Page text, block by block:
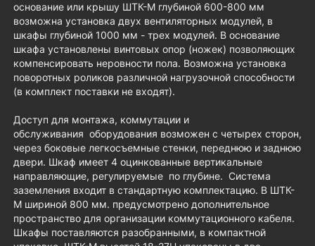
основание или крышу ШТК-М глубиной 600-800 мм
возможна установка двух вентиляторных модулей, в
шкафы глубиной 1000 мм - трех модулей. В основание
шкафа установлены винтовых опор (ножек) позволяющих
компенсировать неровности пола. Возможна установка
поворотных роликов различной нагрузочной способности
(в комплект поставки не входят).
Доступ для монтажа, коммутации и
обслуживания оборудования возможен с четырех сторон,
через боковые легкосъемные стенки, переднюю и заднюю
двери. Шкаф имеет 4 оцинкованные вертикальные
направляющие, регулируемые по глубине. Система
заземления входит в стандартную комплектацию. В ШТК-
М шириной 800 мм. предусмотрено дополнительное
пространство для организации коммутационного кабеля.
Шкафы поставляются разобранными, в компактной